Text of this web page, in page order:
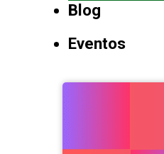
Blog
Eventos